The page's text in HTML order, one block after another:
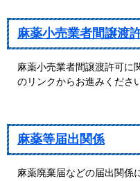
麻薬小売業者間譲渡
麻薬小売業者間譲渡許可に
のリンクからお進みくださ
麻薬等届出関係
麻薬廃棄届などの届出関係